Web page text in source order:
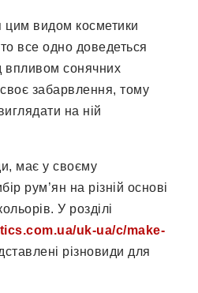
цим видом косметики
все одно доведеться
впливом сонячних
забарвлення, тому
на ній
має у своєму
рум’ян на різній основі
У розділі
uk-ua/c/make-
різновиди для